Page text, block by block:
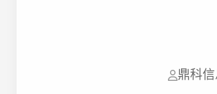
鼎科信